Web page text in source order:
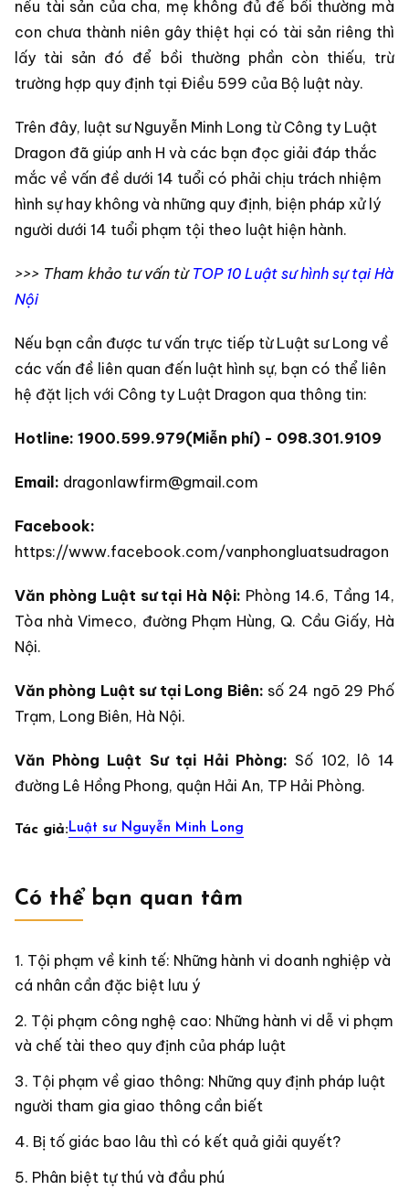
nếu tài sản của cha, mẹ không đủ để bồi thường mà
con chưa thành niên gây thiệt hại có tài sản riêng thì
lấy tài sản đó để bồi thường phần còn thiếu, trừ
trường hợp quy định tại Điều 599 của Bộ luật này.
Trên đây, luật sư Nguyễn Minh Long từ Công ty Luật
Dragon đã giúp anh H và các bạn đọc giải đáp thắc
mắc về vấn đề dưới 14 tuổi có phải chịu trách nhiệm
hình sự hay không và những quy định, biện pháp xử lý
người dưới 14 tuổi phạm tội theo luật hiện hành.
>>> Tham khảo tư vấn từ TOP 10 Luật sư hình sự tại Hà
Nội
Nếu bạn cần được tư vấn trực tiếp từ Luật sư Long về
các vấn đề liên quan đến luật hình sự, bạn có thể liên
hệ đặt lịch với Công ty Luật Dragon qua thông tin:
Hotline: 1900.599.979(Miễn phí) - 098.301.9109
Email: dragonlawfirm@gmail.com
Facebook:
https://www.facebook.com/vanphongluatsudragon
Văn phòng Luật sư tại Hà Nội: Phòng 14.6, Tầng 14,
Tòa nhà Vimeco, đường Phạm Hùng, Q. Cầu Giấy, Hà
Nội.
Văn phòng Luật sư tại Long Biên: số 24 ngõ 29 Phố
Trạm, Long Biên, Hà Nội.
Văn Phòng Luật Sư tại Hải Phòng: Số 102, lô 14
đường Lê Hồng Phong, quận Hải An, TP Hải Phòng.
Tác giả:Luật sư Nguyễn Minh Long
Có thể bạn quan tâm
Tội phạm về kinh tế: Những hành vi doanh nghiệp và
cá nhân cần đặc biệt lưu ý
Tội phạm công nghệ cao: Những hành vi dễ vi phạm
và chế tài theo quy định của pháp luật
Tội phạm về giao thông: Những quy định pháp luật
người tham gia giao thông cần biết
Bị tố giác bao lâu thì có kết quả giải quyết?
Phân biệt tự thú và đầu phú